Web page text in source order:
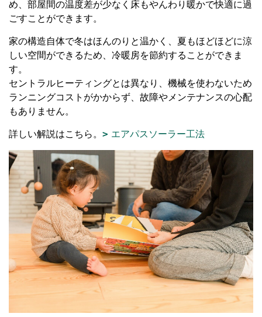
め、部屋間の温度差が少なく床もやんわり暖かで快適に過
ごすことができます。
家の構造自体で冬はほんのりと温かく、夏もほどほどに涼
しい空間ができるため、冷暖房を節約することができま
す。
セントラルヒーティングとは異なり、機械を使わないため
ランニングコストがかからず、故障やメンテナンスの心配
もありません。
詳しい解説はこちら。 エアパスソーラー工法